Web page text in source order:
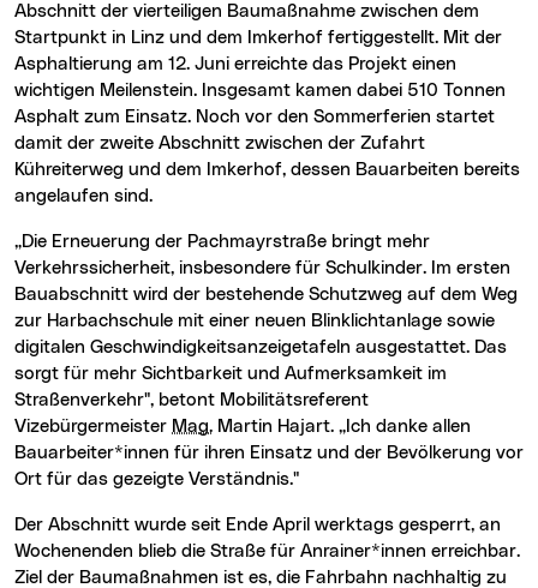
Abschnitt der vierteiligen Baumaßnahme zwischen dem
Startpunkt in Linz und dem Imkerhof fertiggestellt. Mit der
Asphaltierung am 12. Juni erreichte das Projekt einen
wichtigen Meilenstein. Insgesamt kamen dabei 510 Tonnen
Asphalt zum Einsatz. Noch vor den Sommerferien startet
damit der zweite Abschnitt zwischen der Zufahrt
Kühreiterweg und dem Imkerhof, dessen Bauarbeiten bereits
angelaufen sind.
„Die Erneuerung der Pachmayrstraße bringt mehr
Verkehrssicherheit, insbesondere für Schulkinder. Im ersten
Bauabschnitt wird der bestehende Schutzweg auf dem Weg
zur Harbachschule mit einer neuen Blinklichtanlage sowie
digitalen Geschwindigkeitsanzeigetafeln ausgestattet. Das
sorgt für mehr Sichtbarkeit und Aufmerksamkeit im
Straßenverkehr", betont Mobilitätsreferent
Vizebürgermeister Mag. Martin Hajart. „Ich danke allen
Bauarbeiter*innen für ihren Einsatz und der Bevölkerung vor
Ort für das gezeigte Verständnis."
Der Abschnitt wurde seit Ende April werktags gesperrt, an
Wochenenden blieb die Straße für Anrainer*innen erreichbar.
Ziel der Baumaßnahmen ist es, die Fahrbahn nachhaltig zu